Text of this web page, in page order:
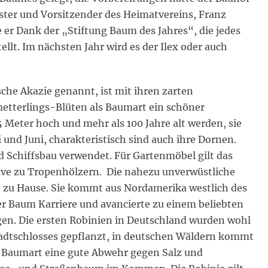
und Vorsitzender des Heimatvereins, Franz
Dank der „Stiftung Baum des Jahres“, die jedes
Im nächsten Jahr wird es der Ilex oder auch
Akazie genannt, ist mit ihren zarten
Blüten als Baumart ein schöner
hoch und mehr als 100 Jahre alt werden, sie
Juni, charakteristisch sind auch ihre Dornen.
verwendet. Für Gartenmöbel gilt das
zu Tropenhölzern. Die nahezu unverwüstliche
Hause. Sie kommt aus Nordamerika westlich des
Baum Karriere und avancierte zu einem beliebten
Die ersten Robinien in Deutschland wurden wohl
gepflanzt, in deutschen Wäldern kommt
eine gute Abwehr gegen Salz und